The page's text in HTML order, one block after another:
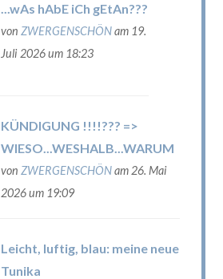
...wAs hAbE iCh gEtAn???
von ZWERGENSCHÖNam 19.
Juli 2026 um 18:23
KÜNDIGUNG !!!!??? =>
WIESO...WESHALB...WARUM
von ZWERGENSCHÖNam 26. Mai
2026 um 19:09
Leicht, luftig, blau: meine neue
Tunika